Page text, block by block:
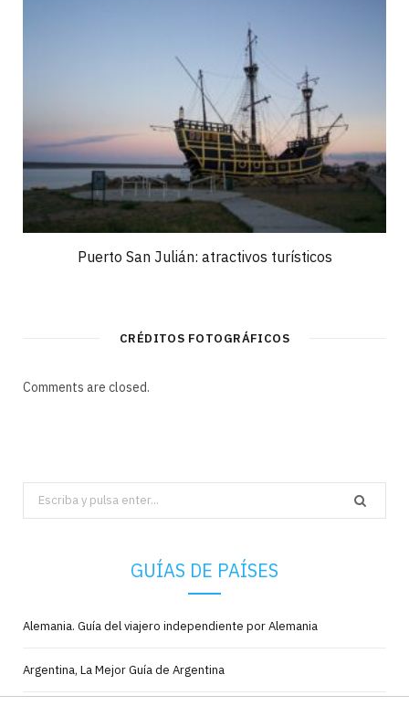
Puerto San Julián: atractivos turísticos
CRÉDITOS FOTOGRÁFICOS
Comments are closed.
Search
for:
GUÍAS DE PAÍSES
Alemania. Guía del viajero independiente por Alemania
Argentina, La Mejor Guía de Argentina